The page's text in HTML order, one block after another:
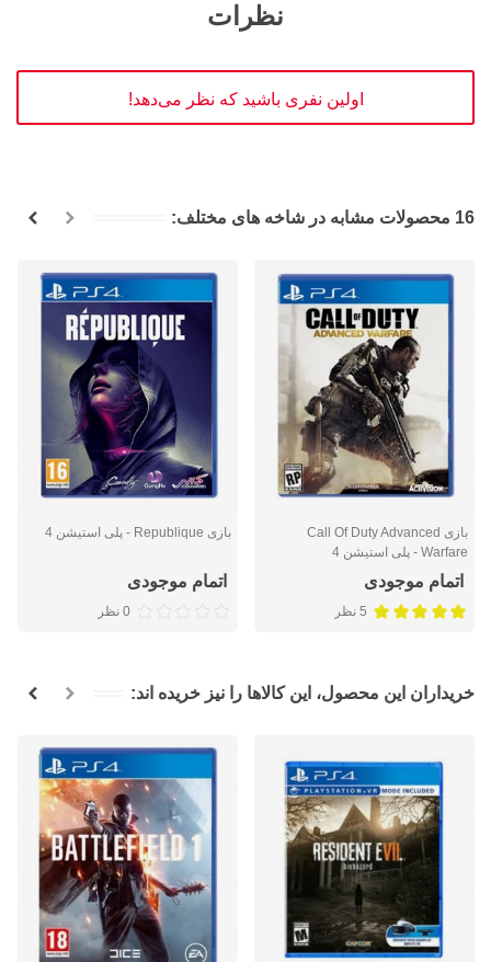
نظرات
اولین نفری باشید که نظر می‌دهد!
16 محصولات مشابه در شاخه های مختلف:
بازی Call Of Duty Advanced
Warfare - پلی استیشن 4
اتمام موجودی
5 نظر
بازی Republique - پلی استیشن 4
اتمام موجودی
0 نظر
خریداران این محصول، این کالاها را نیز خریده اند: